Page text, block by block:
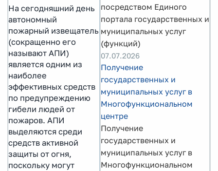
На сегодняшний день
автономный
пожарный извещатель
(сокращенно его
называют АПИ)
является одним из
наиболее
эффективных средств
по предупреждению
гибели людей от
пожаров. АПИ
выделяются среди
средств активной
защиты от огня,
поскольку могут
посредством Единого
портала государственных и
муниципальных услуг
(функций)
07.07.2026
Получение
государственных и
муниципальных услуг в
Многофункциональном
центре
Получение
государственных и
муниципальных услуг в
Многофункциональном